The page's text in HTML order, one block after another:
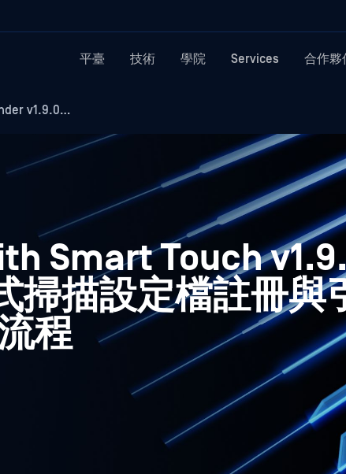
平臺 技術 學院 Services 合作夥
v1.9.0…
Smart Touch
掃描設定檔註冊與
程